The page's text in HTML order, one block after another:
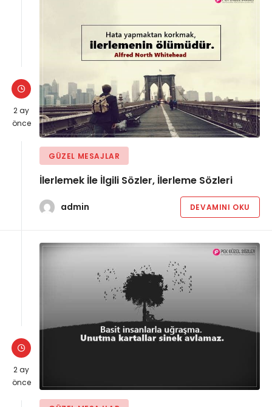
2 ay
önce
GÜZEL MESAJLAR
İlerlemek İle İlgili Sözler, İlerleme Sözleri
admin DEVAMINI OKU
2 ay
önce